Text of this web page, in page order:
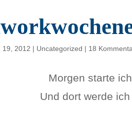
19, 2012 | Uncategorized | 18
Morgen starte
Und dort werde